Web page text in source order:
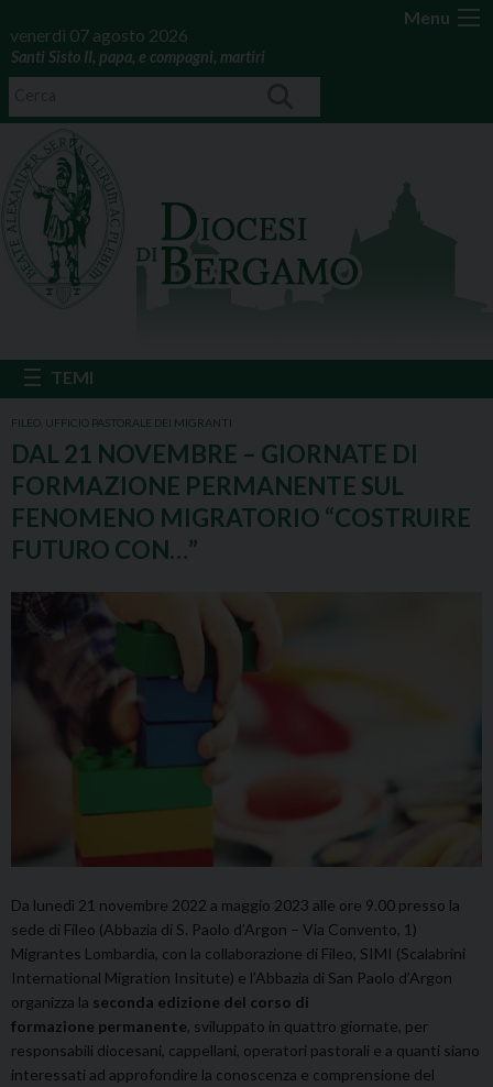
Menu
venerdì 07 agosto 2026
Santi Sisto II, papa, e compagni, martiri
FILEO UFFICIO PASTORALE DEI MIGRANTI
DAL 21 NOVEMBRE – GIORNATE DI
FORMAZIONE PERMANENTE SUL
FENOMENO MIGRATORIO “COSTRUIRE
FUTURO CON…”
Da lunedì 21 novembre 2022 a maggio 2023 alle ore 9.00 presso la
sede di Fileo (Abbazia di S. Paolo d’Argon – Via Convento, 1)
Migrantes Lombardia, con la collaborazione di Fileo, SIMI (Scalabrini
International Migration Insitute) e l’Abbazia di San Paolo d’Argon
organizza la seconda edizione del corso di
formazione permanente , sviluppato in quattro giornate, per
responsabili diocesani, cappellani, operatori pastorali e a quanti siano
interessati ad approfondire la conoscenza e comprensione del